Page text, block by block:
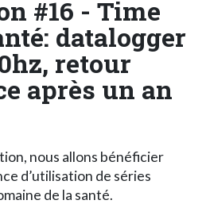
#16 - Time
datalogger
retour
après un an
nous allons bénéficier
d’utilisation de séries
de la santé.